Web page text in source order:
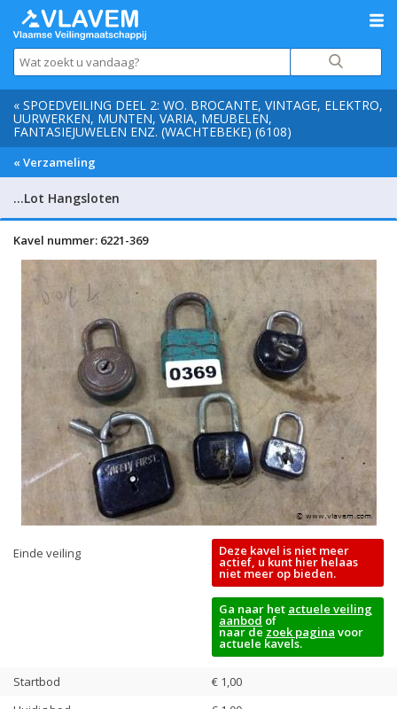
« SPOEDVEILING DEEL 2: WO. BROCANTE, VINTAGE, ELEKTRO,
UURWERKEN, MUNTEN, VARIA, MEUBELEN,
FANTASIEJUWELEN ENZ. (WACHTEBEKE) (6108)
« Verzameling
…Lot Hangsloten
Kavel nummer: 6221-369
Einde veiling Deze kavel is niet meer
actief, u kunt hier helaas
niet meer op bieden.
Ga naar het actuele veiling
aanbod of
naar de zoek pagina voor
actuele kavels.
Startbod
€ 1,00